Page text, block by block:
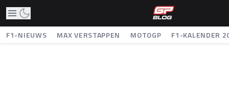
F1-NIEUWS MAX VERSTAPPEN MOTOGP F1-KALENDER